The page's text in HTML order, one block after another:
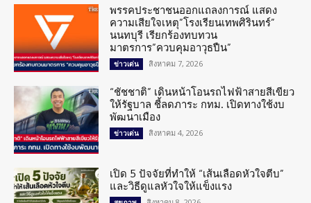
พรรคประชาชนออกแถลงการณ์ แสดง
ความเสียใจเหตุ”โรงเรียนเทพศิรินทร์”
นนทบุรี เรียกร้องทบทวน
มาตรการ”ควบคุมอาวุธปืน”
ข่าวเด่น สิงหาคม 7, 2026
“ชัชชาติ” เดินหน้าโอนรถไฟฟ้าสายสีเขียว
ให้รัฐบาล ชี้ลดภาระ กทม. เปิดทางใช้งบ
พัฒนาเมือง
ข่าวเด่น สิงหาคม 4, 2026
เปิด 5 ปัจจัยที่ทำให้ “เส้นเลือดหัวใจตีบ”
และวิธีดูแลหัวใจให้แข็งแรง